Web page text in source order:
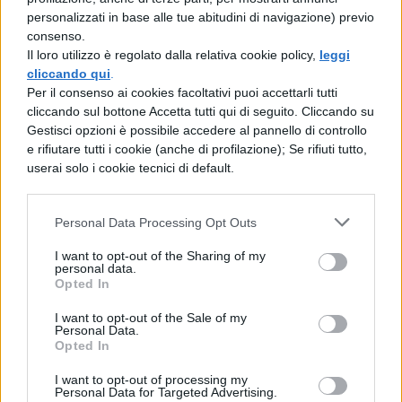
personalizzati in base alle tue abitudini di navigazione) previo
consenso.
Il loro utilizzo è regolato dalla relativa cookie policy, leggi
cliccando qui
Per il consenso ai cookies facoltativi puoi accettarli tutti
cliccando sul bottone Accetta tutti qui di seguito. Cliccando su
Gestisci opzioni è possibile accedere al pannello di controllo
e rifiutare tutti i cookie (anche di profilazione); Se rifiuti tutto,
userai solo i cookie tecnici di default.
Personal Data Processing Opt Outs
I want to opt-out of the Sharing of my
personal data.
Opted In
I want to opt-out of the Sale of my
Personal Data.
Opted In
I want to opt-out of processing my
Personal Data for Targeted Advertising.
Test di medicina e numero
chiuso, la proposta di legge
Cosa si chiede, nello specifico?
Innanzitutto, l’esclusione dell’ammissione
al corso di laurea in medicina e chirurgia
previo superamento di apposite prove di
cultura generale. Secondo, poi, “lalibera
iscrizione al primo semestre
di studio,
che dovrà essere coincidente con il primo
semestre dei corsi di laurea in
biotecnologie (L-2) o in scienze motorie e
sportive (L-22)”.
La nuova proposta, sintetizzando l’aggiunta